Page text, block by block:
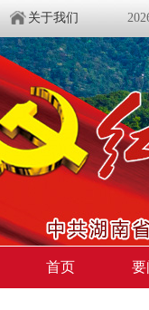
关于我们
首页 要